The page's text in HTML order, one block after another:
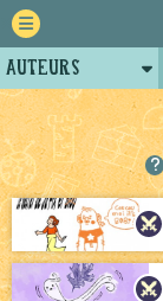
Auteurs
Retour
Forum
Projets
Tutoriels